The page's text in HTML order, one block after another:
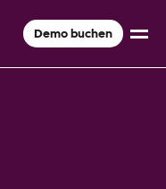
Demo buchen